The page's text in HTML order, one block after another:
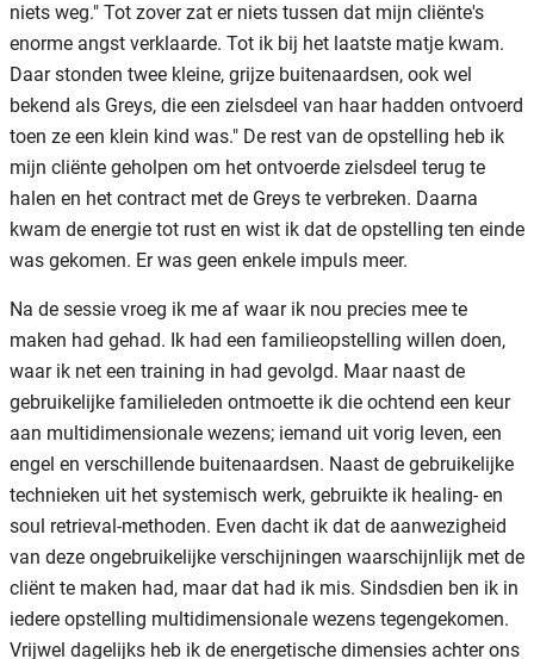
niets weg." Tot zover zat er niets tussen dat mijn cliënte's
enorme angst verklaarde. Tot ik bij het laatste matje kwam.
Daar stonden twee kleine, grijze buitenaardsen, ook wel
bekend als Greys, die een zielsdeel van haar hadden ontvoerd
toen ze een klein kind was." De rest van de opstelling heb ik
mijn cliënte geholpen om het ontvoerde zielsdeel terug te
halen en het contract met de Greys te verbreken. Daarna
kwam de energie tot rust en wist ik dat de opstelling ten einde
was gekomen. Er was geen enkele impuls meer.
Na de sessie vroeg ik me af waar ik nou precies mee te
maken had gehad. Ik had een familieopstelling willen doen,
waar ik net een training in had gevolgd. Maar naast de
gebruikelijke familieleden ontmoette ik die ochtend een keur
aan multidimensionale wezens; iemand uit vorig leven, een
engel en verschillende buitenaardsen. Naast de gebruikelijke
technieken uit het systemisch werk, gebruikte ik healing- en
soul retrieval-methoden. Even dacht ik dat de aanwezigheid
van deze ongebruikelijke verschijningen waarschijnlijk met de
cliënt te maken had, maar dat had ik mis. Sindsdien ben ik in
iedere opstelling multidimensionale wezens tegengekomen.
Vrijwel dagelijks heb ik de energetische dimensies achter ons